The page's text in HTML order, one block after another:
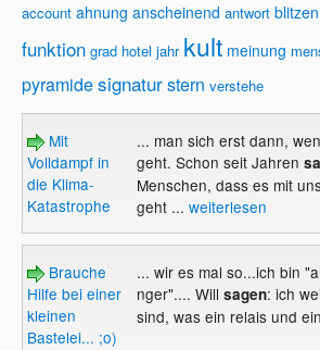
account ahnung anscheinend antwort blitzen
funktion grad hotel jahr kult meinung
pyramidesignaturstern verstehe
Mit
Volldampf in
die Klima-
Katastrophe
... man sich erst dann,
geht. Schon seit Jahren
Menschen, dass es mit
geht ... weiterlesen
Brauche
Hilfe bei einer
kleinen
Bastelei... ;o)
... wir es mal so...ich bin
nger".... Will sagen: ich
sind, was ein relais und